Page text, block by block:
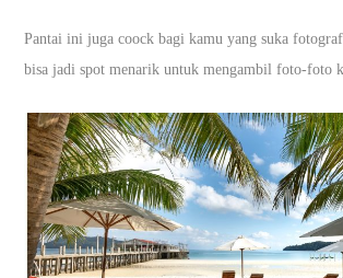
Pantai ini juga coock bagi kamu yang suka
bisa jadi spot menarik untuk mengambil foto-foto